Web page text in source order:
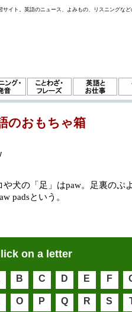
イト。英語のニュース、よみもの、リスニングな
のおもちゃ箱
や犬の「足」はpaw。足裏のぷ
padsという。
on a letter
B C D E F
O P Q R S